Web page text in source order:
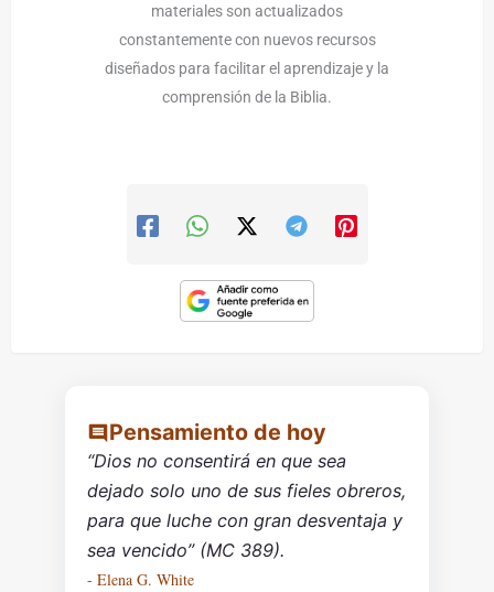
materiales son actualizados
constantemente con nuevos recursos
diseñados para facilitar el aprendizaje y la
comprensión de la Biblia.
Pensamiento de hoy
“Dios no consentirá en que sea
dejado solo uno de sus fieles obreros,
para que luche con gran desventaja y
sea vencido” (MC 389).
- Elena G. White